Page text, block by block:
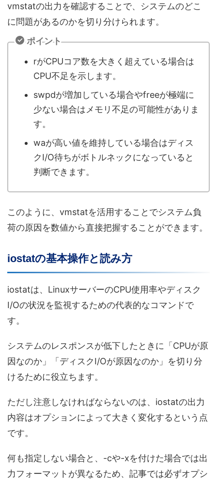
vmstatの出力を確認することで、システムのどこ
に問題があるのかを切り分けられます。
ポイント
rがCPUコア数を大きく超えている場合は
CPU不足を示します。
swpdが増加している場合やfreeが極端に
少ない場合はメモリ不足の可能性がありま
す。
waが高い値を維持している場合はディス
クI/O待ちがボトルネックになっていると
判断できます。
このように、vmstatを活用することでシステム負
荷の原因を数値から直接把握することができます。
iostatの基本操作と読み方
iostatは、LinuxサーバーのCPU使用率やディスク
I/Oの状況を監視するための代表的なコマンドで
す。
システムのレスポンスが低下したときに「CPUが原
因なのか」「ディスクI/Oが原因なのか」を切り分
けるために役立ちます。
ただし注意しなければならないのは、iostatの出力
内容はオプションによって大きく変化するという点
です。
何も指定しない場合と、-cや-xを付けた場合では出
力フォーマットが異なるため、記事では必ずオプシ